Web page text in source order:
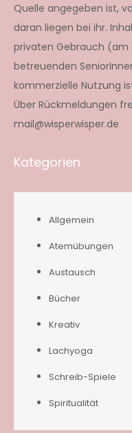
Quelle angegeben ist,
daran liegen bei ihr.
privaten Gebrauch (am
betreuenden
kommerzielle Nutzung
Über Rückmeldungen
mail@wisperwisper.de
Kategorien
Allgemein
Atemübungen
Austausch
Bücher
Kreativ
Lachyoga
Schreib-Spiele
Spiritualität